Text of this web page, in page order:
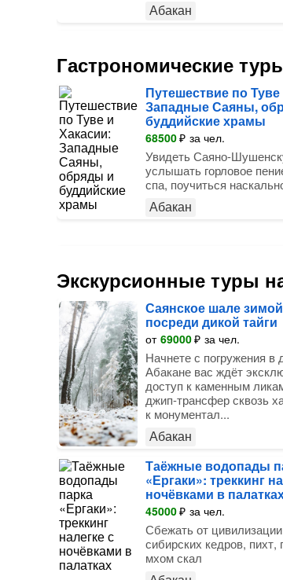
Абакан
Гастрономические
Путешествие по
Западные Саяны,
буддийские храмы
68500₽ за чел.
Увидеть Саяно-
услышать горловое
спа, поучиться
Абакан
Экскурсионные туры
Саянское шале
посреди дикой тайги
от 69000₽ за чел.
Начнете с погружения в
Абакане вас ждёт
доступ к каменным
джип-трансфер сквозь
к монументал...
Абакан
Таёжные водопады
«Ергаки»: треккинг
ночёвками в
45000₽ за чел.
Сбежать от
сибирских кедров, пихт,
мхом скал